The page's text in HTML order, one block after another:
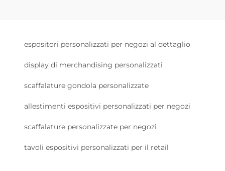
espositori personalizzati per negozi al dettaglio
display di merchandising personalizzati
scaffalature gondola personalizzate
allestimenti espositivi personalizzati per negozi
scaffalature personalizzate per negozi
tavoli espositivi personalizzati per il retail